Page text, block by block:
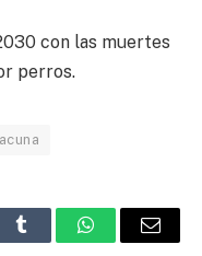
con las muertes
perros.
Tumblr WhatsAppEmail